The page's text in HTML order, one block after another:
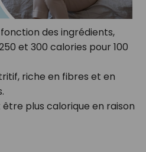
des ingrédients,
et 300 calories pour 100
riche en fibres et en
être plus calorique en raison